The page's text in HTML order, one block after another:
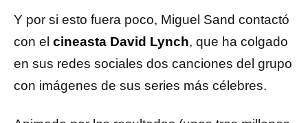
Y por si esto fuera poco, Miguel Sand contactó
con el cineasta David Lynch, que ha colgado
en sus redes sociales dos canciones del grupo
con imágenes de sus series más célebres.